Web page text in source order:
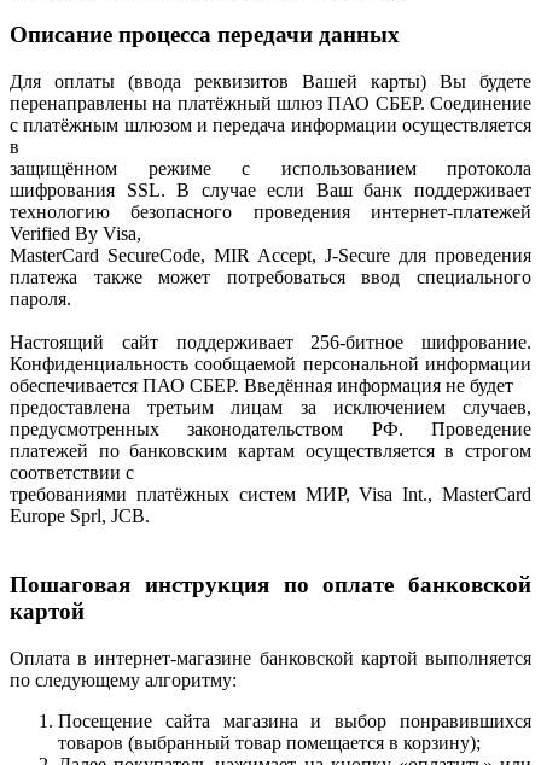
Описание процесса передачи данных
Для оплаты (ввода реквизитов Вашей карты) Вы будете
перенаправлены на платёжный шлюз ПАО СБЕР. Соединение
с платёжным шлюзом и передача информации осуществляется
в
защищённом режиме с использованием протокола
шифрования SSL. В случае если Ваш банк поддерживает
технологию безопасного проведения интернет-платежей
Verified By Visa,
MasterCard SecureCode, MIR Accept, J-Secure для проведения
платежа также может потребоваться ввод специального
пароля.
Настоящий сайт поддерживает 256-битное шифрование.
Конфиденциальность сообщаемой персональной информации
обеспечивается ПАО СБЕР. Введённая информация не будет
предоставлена третьим лицам за исключением случаев,
предусмотренных законодательством РФ. Проведение
платежей по банковским картам осуществляется в строгом
соответствии с
требованиями платёжных систем МИР, Visa Int., MasterCard
Europe Sprl, JCB.
Пошаговая инструкция по оплате банковской
картой
Оплата в интернет-магазине банковской картой выполняется
по следующему алгоритму:
Посещение сайта магазина и выбор понравившихся
товаров (выбранный товар помещается в корзину);